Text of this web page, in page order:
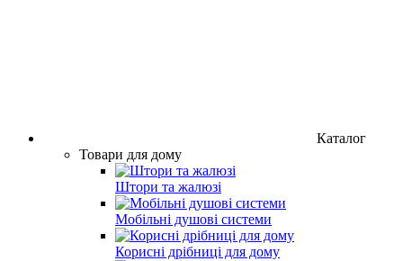
Каталог
Товари для дому
Штори та жалюзі
Мобільні душові системи
Корисні дрібниці для дому